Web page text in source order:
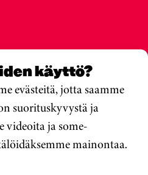
käyttö?
evästeitä, jotta saamme
suorituskyvystä ja
videoita ja some-
mainontaa.